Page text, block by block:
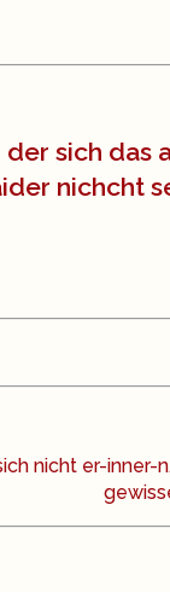
der sich das
nichcht
nicht er-inner-